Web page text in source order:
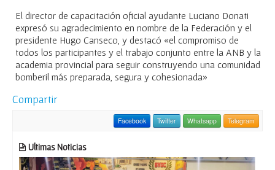
El director de capacitación oficial ayudante Luciano Donati
expresó su agradecimiento en nombre de la Federación y el
presidente Hugo Canseco, y destacó «el compromiso de
todos los participantes y el trabajo conjunto entre la ANB y la
academia provincial para seguir construyendo una comunidad
bomberil más preparada, segura y cohesionada»
Compartir
Facebook Twitter Whatsapp Telegram
Ultimas Noticias